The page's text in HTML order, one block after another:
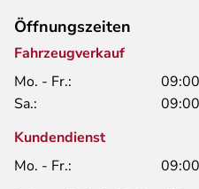
Öffnungszeiten
Fahrzeugverkauf
Mo. - Fr.:
Sa.:
Kundendienst
Mo. - Fr.: